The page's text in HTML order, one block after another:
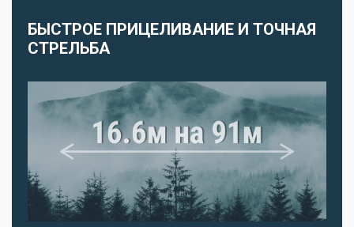
БЫСТРОЕ ПРИЦЕЛИВАНИЕ И ТОЧНАЯ
СТРЕЛЬБА